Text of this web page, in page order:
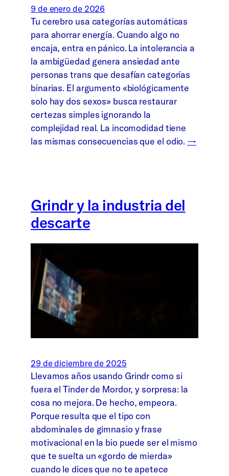
9 de enero de 2026
Tu cerebro usa categorías automáticas
para ahorrar energía. Cuando algo no
encaja, entra en pánico. La intolerancia a
la ambigüedad genera ansiedad ante
personas trans que desafían categorías
binarias. El argumento «biológicamente
solo hay dos sexos» busca restaurar
certezas simples ignorando la
complejidad real. La incomodidad tiene
las mismas consecuencias que el odio. →
Grindr y la industria del
descarte
29 de diciembre de 2025
Llevamos años usando Grindr como si
fuera el Tinder de Mordor, y sorpresa: la
cosa no mejora. De hecho, empeora.
Porque resulta que el tipo con
abdominales de gimnasio y frase
motivacional en la bio puede ser el mismo
que te suelta un «gordo de mierda»
cuando le dices que no te apetece